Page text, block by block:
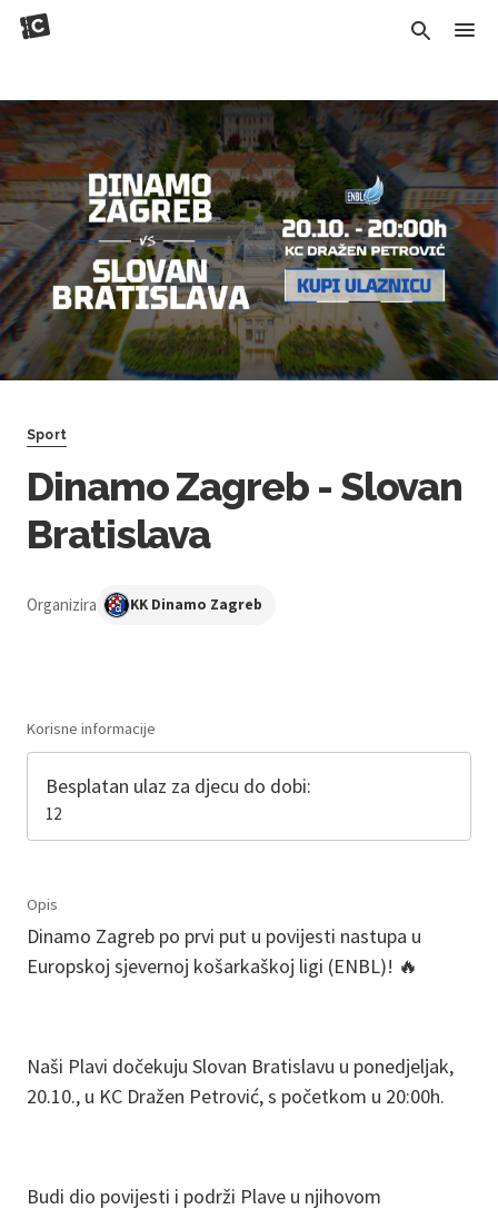
Sport
Dinamo Zagreb - Slovan
Bratislava
Organizira KK Dinamo Zagreb
Korisne informacije
Besplatan ulaz za djecu do dobi:
12
Opis
Dinamo Zagreb po prvi put u povijesti nastupa u
Europskoj sjevernoj košarkaškoj ligi (ENBL)! 🔥
Naši Plavi dočekuju Slovan Bratislavu u ponedjeljak,
20.10., u KC Dražen Petrović, s početkom u 20:00h.
Budi dio povijesti i podrži Plave u njihovom